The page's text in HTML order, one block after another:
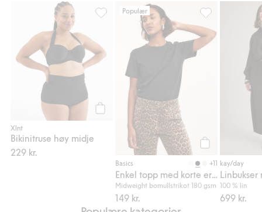
Xlnt
Bikinitruse høy midje
229 kr.
Bikinitruse høy midje, Legg til i favoriter
Populær
Legg til
Basics +11
Midweight bomullstrikot 180 gsm
149 kr.
Enkel topp
kay/day
100 % lin
699 kr.